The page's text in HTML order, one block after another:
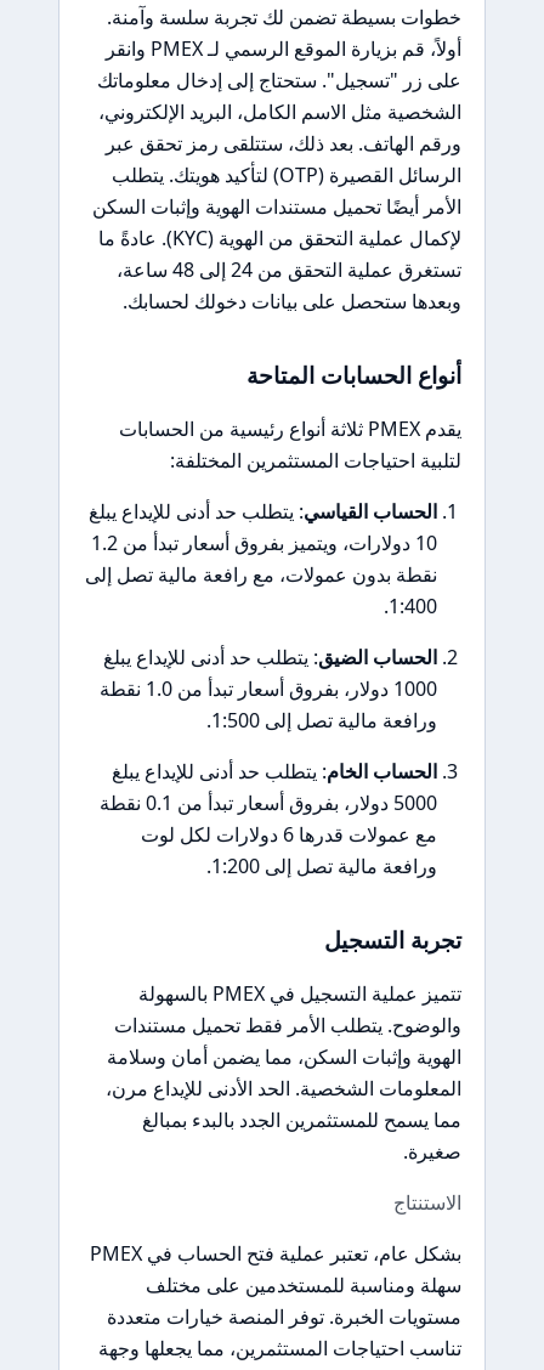
خطوات بسيطة تضمن لك تجربة سلسة وآمنة.
أولاً، قم بزيارة الموقع الرسمي لـ PMEX وانقر
على زر "تسجيل". ستحتاج إلى إدخال معلوماتك
الشخصية مثل الاسم الكامل، البريد الإلكتروني،
ورقم الهاتف. بعد ذلك، ستتلقى رمز تحقق عبر
الرسائل القصيرة (OTP) لتأكيد هويتك. يتطلب
الأمر أيضًا تحميل مستندات الهوية وإثبات السكن
لإكمال عملية التحقق من الهوية (KYC). عادةً ما
تستغرق عملية التحقق من 24 إلى 48 ساعة،
وبعدها ستحصل على بيانات دخولك لحسابك.
أنواع الحسابات المتاحة
يقدم PMEX ثلاثة أنواع رئيسية من الحسابات
لتلبية احتياجات المستثمرين المختلفة:
الحساب القياسي: يتطلب حد أدنى للإيداع يبلغ
10 دولارات، ويتميز بفروق أسعار تبدأ من 1.2
نقطة بدون عمولات، مع رافعة مالية تصل إلى
1:400.
الحساب الضيق: يتطلب حد أدنى للإيداع يبلغ
1000 دولار، بفروق أسعار تبدأ من 1.0 نقطة
ورافعة مالية تصل إلى 1:500.
الحساب الخام: يتطلب حد أدنى للإيداع يبلغ
5000 دولار، بفروق أسعار تبدأ من 0.1 نقطة
مع عمولات قدرها 6 دولارات لكل لوت
ورافعة مالية تصل إلى 1:200.
تجربة التسجيل
تتميز عملية التسجيل في PMEX بالسهولة
والوضوح. يتطلب الأمر فقط تحميل مستندات
الهوية وإثبات السكن، مما يضمن أمان وسلامة
المعلومات الشخصية. الحد الأدنى للإيداع مرن،
مما يسمح للمستثمرين الجدد بالبدء بمبالغ
صغيرة.
الاستنتاج
بشكل عام، تعتبر عملية فتح الحساب في PMEX
سهلة ومناسبة للمستخدمين على مختلف
مستويات الخبرة. توفر المنصة خيارات متعددة
تناسب احتياجات المستثمرين، مما يجعلها وجهة